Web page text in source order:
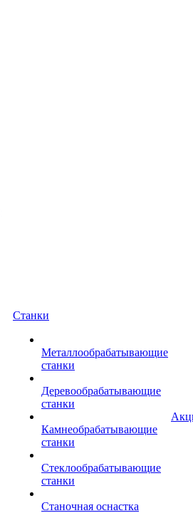
Станки
Металлообрабатывающие
станки
Деревообрабатывающие
станки
Камнеобрабатывающие
станки
Стеклообрабатывающие
станки
Станочная оснастка